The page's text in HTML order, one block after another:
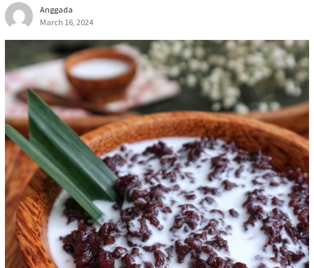
Anggada
March 16, 2024